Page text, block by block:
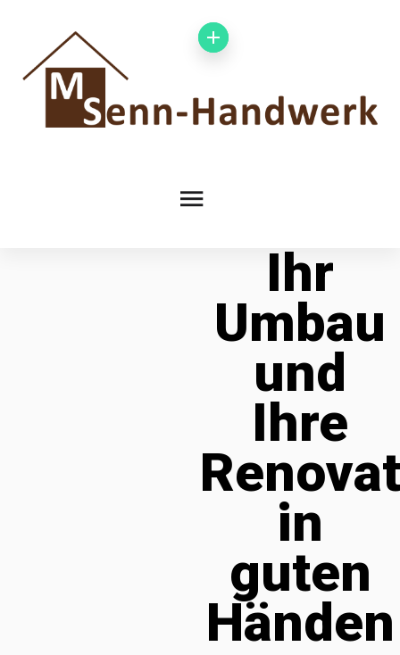
Ihr
Umbau
und
Ihre
in
guten
Händen